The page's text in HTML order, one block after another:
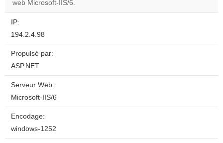
web Microsoft-IIS/6.
IP:
194.2.4.98
Propulsé par:
ASP.NET
Serveur Web:
Microsoft-IIS/6
Encodage:
windows-1252